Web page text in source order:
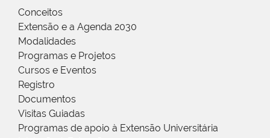
Conceitos
Extensão e a Agenda 2030
Modalidades
Programas e Projetos
Cursos e Eventos
Registro
Documentos
Visitas Guiadas
Programas de apoio à Extensão Universitária